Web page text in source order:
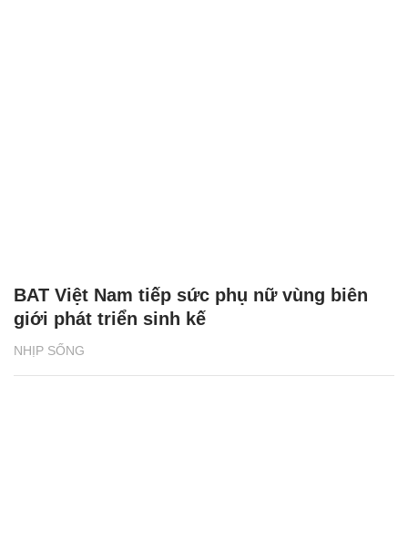
NHỊP SỐNG
BAT Việt Nam tiếp sức phụ nữ vùng biên
giới phát triển sinh kế